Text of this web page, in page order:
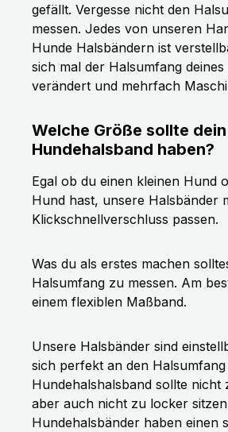
gefällt. Vergesse nicht den
messen. Jedes von unseren
Hunde Halsbändern ist
sich mal der Halsumfang deines
verändert und mehrfach
Welche Größe sollte dein
Hundehalsband haben?
Egal ob du einen kleinen Hund
Hund hast, unsere Halsbänder
Klickschnellverschluss passen.
Was du als erstes machen
Halsumfang zu messen. Am
einem flexiblen Maßband.
Unsere Halsbänder sind
sich perfekt an den Halsumfang
Hundehalshalsband sollte nicht
aber auch nicht zu locker
Hundehalsbänder haben einen